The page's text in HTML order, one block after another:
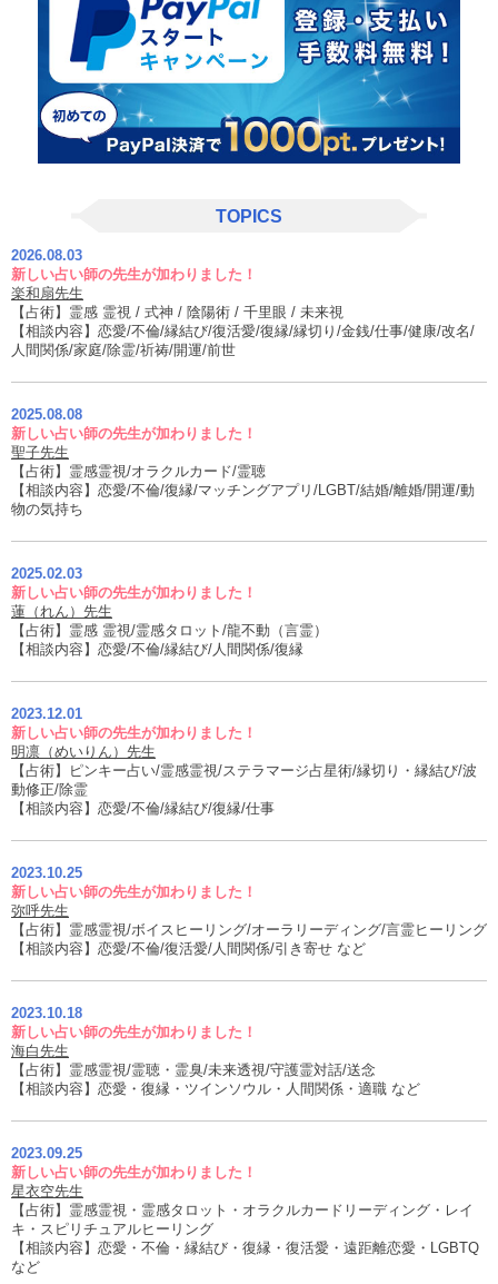
TOPICS
2026.08.03
新しい占い師の先生が加わりました！
楽和扇先生
【占術】霊感 霊視 / 式神 / 陰陽術 / 千里眼 / 未来視
【相談内容】恋愛/不倫/縁結び/復活愛/復縁/縁切り/金銭/仕事/健康/改名/
人間関係/家庭/除霊/祈祷/開運/前世
2025.08.08
新しい占い師の先生が加わりました！
聖子先生
【占術】霊感霊視/オラクルカード/霊聴
【相談内容】恋愛/不倫/復縁/マッチングアプリ/LGBT/結婚/離婚/開運/動
物の気持ち
2025.02.03
新しい占い師の先生が加わりました！
蓮（れん）先生
【占術】霊感 霊視/霊感タロット/龍不動（言霊）
【相談内容】恋愛/不倫/縁結び/人間関係/復縁
2023.12.01
新しい占い師の先生が加わりました！
明凛（めいりん）先生
【占術】ピンキー占い/霊感霊視/ステラマージ占星術/縁切り・縁結び/波
動修正/除霊
【相談内容】恋愛/不倫/縁結び/復縁/仕事
2023.10.25
新しい占い師の先生が加わりました！
弥呼先生
【占術】霊感霊視/ボイスヒーリング/オーラリーディング/言霊ヒーリング
【相談内容】恋愛/不倫/復活愛/人間関係/引き寄せ など
2023.10.18
新しい占い師の先生が加わりました！
海白先生
【占術】霊感霊視/霊聴・霊臭/未来透視/守護霊対話/送念
【相談内容】恋愛・復縁・ツインソウル・人間関係・適職 など
2023.09.25
新しい占い師の先生が加わりました！
星衣空先生
【占術】霊感霊視・霊感タロット・オラクルカードリーディング・レイ
キ・スピリチュアルヒーリング
【相談内容】恋愛・不倫・縁結び・復縁・復活愛・遠距離恋愛・LGBTQ
など